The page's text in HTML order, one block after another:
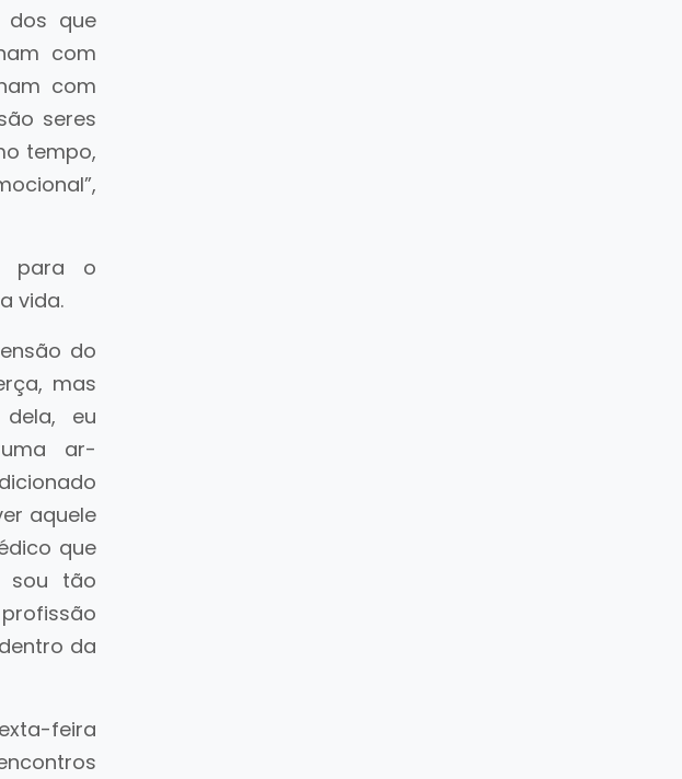
dos que
com
com
seres
tempo,
para o
vida.
do
mas
eu
ar-
aquele
que
sou tão
da
feira